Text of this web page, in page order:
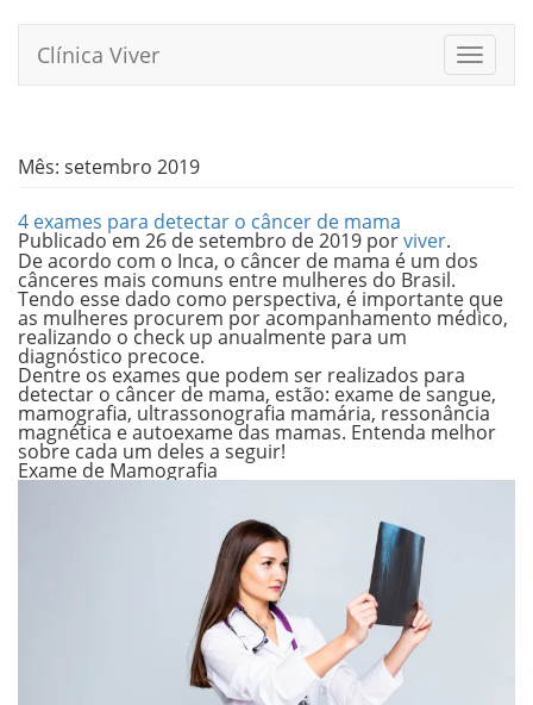
Pular
para
o
conteúdo
Clínica Viver
Mês: setembro 2019
4 exames para detectar o câncer de mama
Publicado em 26 de setembro de 2019 porviver.
De acordo com o Inca, o câncer de mama é um dos
cânceres mais comuns entre mulheres do Brasil.
Tendo esse dado como perspectiva, é importante que
as mulheres procurem por acompanhamento médico,
realizando o check up anualmente para um
diagnóstico precoce.
Dentre os exames que podem ser realizados para
detectar o câncer de mama, estão: exame de sangue,
mamografia, ultrassonografia mamária, ressonância
magnética e autoexame das mamas. Entenda melhor
sobre cada um deles a seguir!
Exame de Mamografia